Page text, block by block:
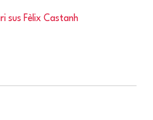
sus Fèlix Castanh